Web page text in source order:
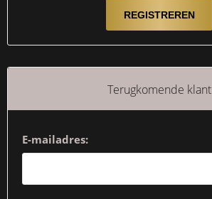
Terugkomende klant
E-mailadres: